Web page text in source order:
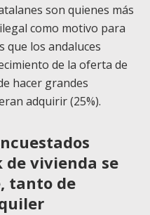
son quienes más
como motivo para
que los andaluces
de la oferta de
hacer grandes
adquirir (25%).
de vivienda se
tanto de